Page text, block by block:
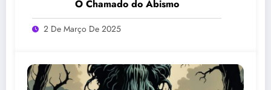
O Chamado do Abismo
2 De Março De 2025